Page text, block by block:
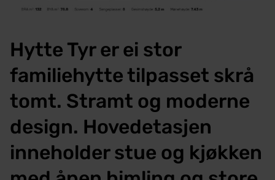
Hytte Tyr er ei stor
familiehytte tilpasset skrå
tomt. Stramt og moderne
design. Hovedetasjen
inneholder stue og kjøkken